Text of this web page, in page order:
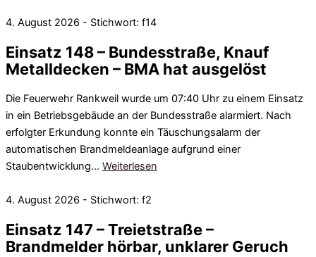
4. August 2026 - Stichwort: f14
Einsatz 148 – Bundesstraße, Knauf
Metalldecken – BMA hat ausgelöst
Die Feuerwehr Rankweil wurde um 07:40 Uhr zu einem Einsatz
in ein Betriebsgebäude an der Bundesstraße alarmiert. Nach
erfolgter Erkundung konnte ein Täuschungsalarm der
automatischen Brandmeldeanlage aufgrund einer
Staubentwicklung… Weiterlesen
4. August 2026 - Stichwort: f2
Einsatz 147 – Treietstraße –
Brandmelder hörbar, unklarer Geruch